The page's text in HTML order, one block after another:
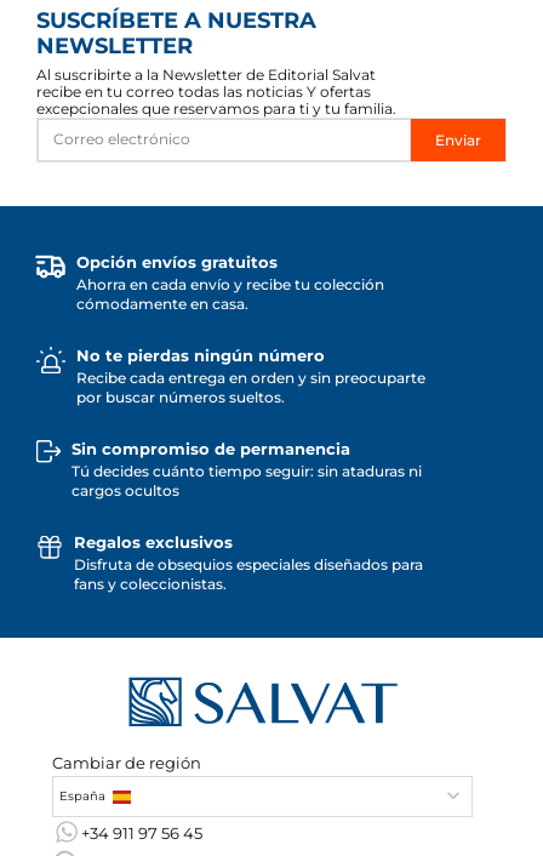
SUSCRÍBETE A NUESTRA
NEWSLETTER
Al suscribirte a la Newsletter de Editorial Salvat
recibe en tu correo todas las noticias Y ofertas
excepcionales que reservamos para ti y tu familia.
Enviar
Opción envíos gratuitos
Ahorra en cada envío y recibe tu colección
cómodamente en casa.
No te pierdas ningún número
Recibe cada entrega en orden y sin preocuparte
por buscar números sueltos.
Sin compromiso de permanencia
Tú decides cuánto tiempo seguir: sin ataduras ni
cargos ocultos
Regalos exclusivos
Disfruta de obsequios especiales diseñados para
fans y coleccionistas.
Cambiar de región
España
+34 911 97 56 45